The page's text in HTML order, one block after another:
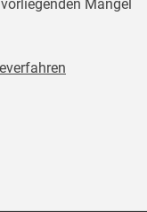
Mängel